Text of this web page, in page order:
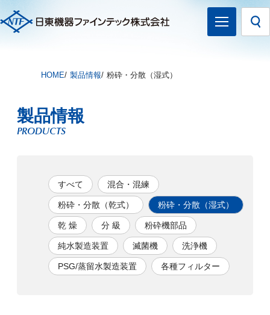
HOME 製品情報 粉砕・分散（湿式）
製品情報
PRODUCTS
すべて 混合・混練
粉砕・分散（乾式） 粉砕・分散（湿式）
乾 燥 分 級 粉砕機部品
純水製造装置 滅菌機 洗浄機
PSG/蒸留水製造装置 各種フィルター